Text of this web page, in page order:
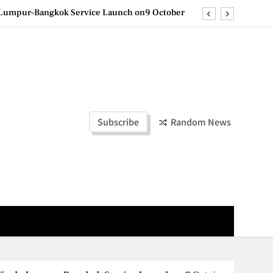
printing with next-generation EcoTank Series
printing with next-generation EcoTank Series
Subscribe Random News